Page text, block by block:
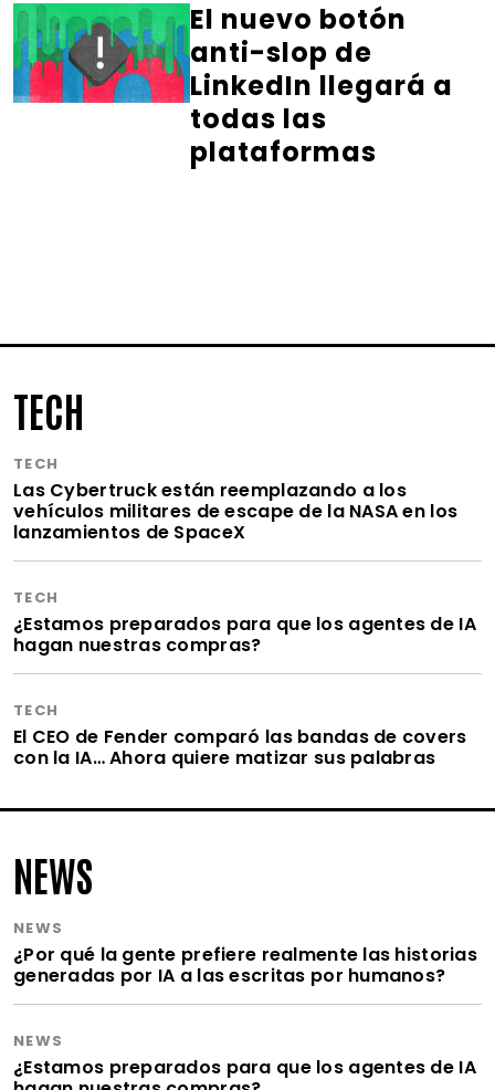
El nuevo botón
anti-slop de
LinkedIn llegará a
todas las
plataformas
TECH
TECH
Las Cybertruck están reemplazando a los
vehículos militares de escape de la NASA en los
lanzamientos de SpaceX
TECH
¿Estamos preparados para que los agentes de IA
hagan nuestras compras?
TECH
El CEO de Fender comparó las bandas de covers
con la IA… Ahora quiere matizar sus palabras
NEWS
NEWS
¿Por qué la gente prefiere realmente las historias
generadas por IA a las escritas por humanos?
NEWS
¿Estamos preparados para que los agentes de IA